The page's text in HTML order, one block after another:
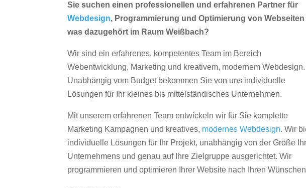
Sie suchen einen professionellen und erfahrenen Partner für
Webdesign, Programmierung und Optimierung von Webseiten
was dazugehört im Raum Weißbach?
Wir sind ein erfahrenes, kompetentes Team im Bereich
Webentwicklung, Marketing und kreativem, modernem Webdesign.
Unabhängig vom Budget bekommen Sie von uns individuelle
Lösungen für Ihr kleines bis mittelständisches Unternehmen.
Mit unserem erfahrenen Team entwickeln wir für Sie komplette
Marketing Kampagnen und kreatives, modernes Webdesign. Wir
individuelle Lösungen für Ihr Projekt, unabhängig von der Größe
Unternehmens und genau auf Ihre Zielgruppe ausgerichtet. Wir
programmieren und optimieren Ihrer Website nach Ihren